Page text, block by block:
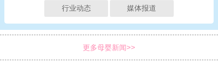
行业动态 媒体报道
更多母婴新闻>>